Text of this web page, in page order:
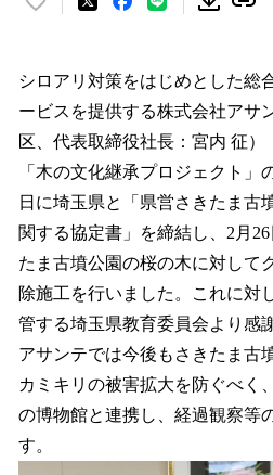
い
！
数
を
読
み
込
み
中
で
す
シロアリ対策をはじめとした総
ービスを提供する株式会社アサ
区、代表取締役社長：宮内 征）
「木の文化継承プロジェクト」
日に埼玉県と「県営さきたま古
関する協定書」を締結し、2月
たま古墳公園の桜の木に対して
除施工を行いました。これに対
管する埼玉県教育委員会より感
アサンテでは今後もさきたま古
カミキリの被害拡大を防ぐべく
の博物館と連携し、経過観察等
す。